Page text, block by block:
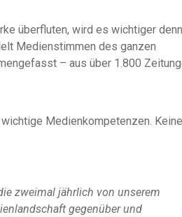
überfluten, wird es wichtiger
Medienstimmen des ganzen
– aus über 1.800
Medienkompetenzen. Keine
zweimal jährlich von unserem
gegenüber und